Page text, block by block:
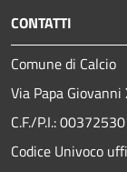
CONTATTI
Comune di Calcio
Via Papa
C.F./P.I.:
Codice Univoco